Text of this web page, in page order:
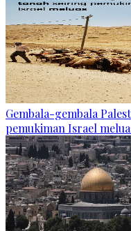
Gembala-gembala
pemukiman Israel